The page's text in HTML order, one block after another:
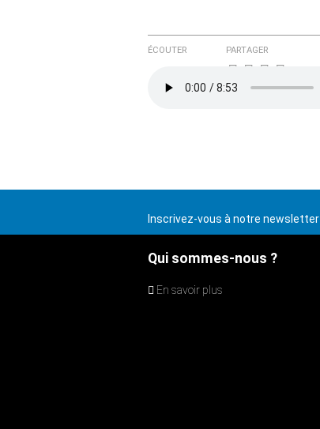
ÉCOUTER PARTAGER
Inscrivez-vous à notre newsletter
Qui sommes-nous ?
En savoir plus